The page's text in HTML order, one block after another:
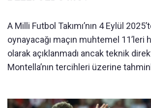
A Milli Futbol Takımı’nın 4 Eylül
oynayacağı maçın muhtemel 11’leri
olarak açıklanmadı ancak teknik
Montella’nın tercihleri üzerine